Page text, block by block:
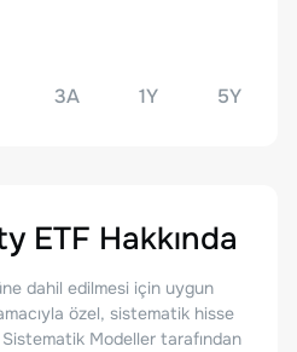
3A 1Y 5Y
ETF Hakkında
dahil edilmesi için uygun
özel, sistematik hisse
Modeller tarafından